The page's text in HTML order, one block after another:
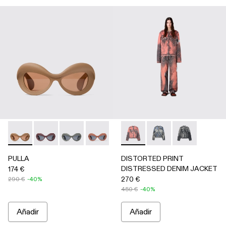
PULLA - AS00006-005 - BEIGE
PULLA - AS00006-007
PULLA - AS00006-006
PULLA - AS00006-003 - Gafas de
PULLA - AS00006-002
PULLA - AS00006-001
PULLA
174 €
290 € -40%
Añadir
DISTORTED PRINT
DISTORTED
DISTORTED PRINT
DISTRESSED DENIM JACKET
270 €
450 € -40%
Añadir